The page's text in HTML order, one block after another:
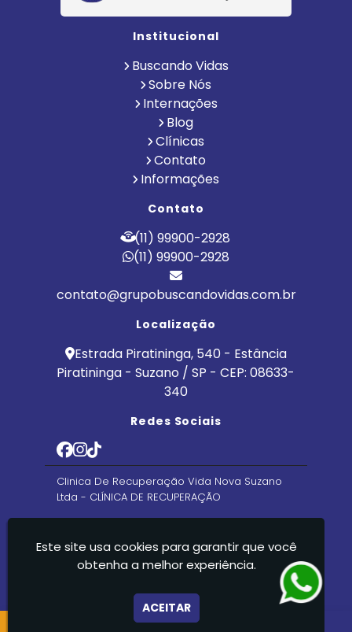
Institucional
Buscando Vidas
Sobre Nós
Internações
Blog
Clínicas
Contato
Informações
Contato
(11) 99900-2928
(11) 99900-2928
contato@grupobuscandovidas.com.br
Localização
Estrada Piratininga, 540 - Estância
Piratininga - Suzano / SP - CEP: 08633-
340
Redes Sociais
Clinica De Recuperação Vida Nova Suzano
Ltda - CLÍNICA DE RECUPERAÇÃO
Este site usa cookies para garantir que você
obtenha a melhor experiência.
ACEITAR